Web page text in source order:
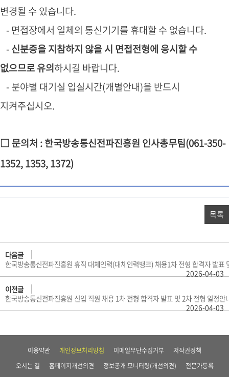
변경될 수 있습니다.
- 면접장에서 일체의 통신기기를 휴대할 수 없습니다.
-신분증을 지참하지 않을 시 면접전형에 응시할 수
없으므로 유의하시길 바랍니다.
- 분야별 대기실 입실시간(개별안내)을 반드시
지켜주십시오.
□ 문의처 : 한국방송통신전파진흥원 인사총무팀(061-350-
1352, 1353, 1372)
목록
다음글
한국방송통신전파진흥원 휴직 대체인력(대체인력뱅크) 채용1차 전형 합격자 발표
2026-04-03
이전글
한국방송통신전파진흥원 신입 직원 채용 1차 전형 합격자 발표 및 2차 전형 일정안
2026-04-03
이용약관 개인정보처리방침 이메일무단수집거부
저작권정책
오시는 길
홈페이지개선의견 정보공개 모니터링(개선의견) 전문가등록